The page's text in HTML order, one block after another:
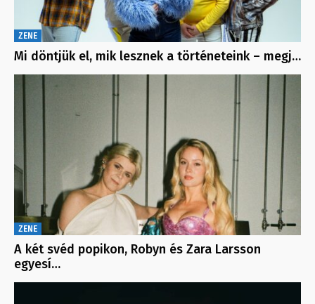
ZENE
Mi döntjük el, mik lesznek a történeteink – megj…
ZENE
A két svéd popikon, Robyn és Zara Larsson
egyesí…